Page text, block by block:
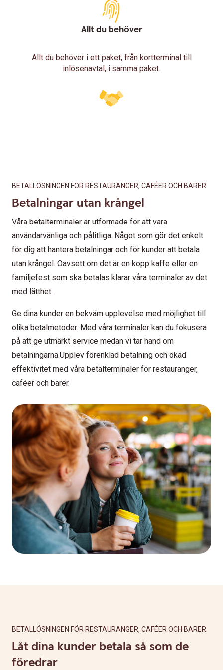
Allt du behöver
Allt du behöver i ett paket, från kortterminal till
inlösenavtal, i samma paket.
BETALLÖSNINGEN FÖR RESTAURANGER, CAFÉER OCH BARER
Betalningar utan krångel
Våra betalterminaler är utformade för att vara
användarvänliga och pålitliga. Något som gör det enkelt
för dig att hantera betalningar och för kunder att betala
utan krångel. Oavsett om det är en kopp kaffe eller en
familjefest som ska betalas klarar våra terminaler av det
med lätthet.
Ge dina kunder en bekväm upplevelse med möjlighet till
olika betalmetoder. Med våra terminaler kan du fokusera
på att ge utmärkt service medan vi tar hand om
betalningarna.Upplev förenklad betalning och ökad
effektivitet med våra betalterminaler för restauranger,
caféer och barer.
BETALLÖSNINGEN FÖR RESTAURANGER, CAFÉER OCH BARER
Låt dina kunder betala så som de
föredrar